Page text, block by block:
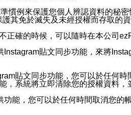
慣例來保護您個人辨認資料的秘
其免於滅失及未經授權而存取的
正確的時候，可以隨時在本公司
貼文同步功能，來將
貼文同步功能，您可以於任何
，系統將立即清除您的授權資料，
能，您可以於任何時間取消您的